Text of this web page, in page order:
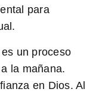
para
un proceso
la mañana.
en Dios. Al